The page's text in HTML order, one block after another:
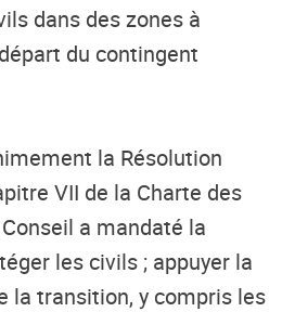
dans des zones à
du contingent
la Résolution
VII de la Charte des
a mandaté la
les civils ; appuyer la
la transition, y compris les